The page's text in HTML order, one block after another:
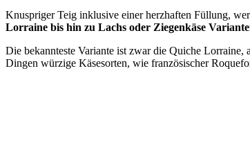
Knuspriger Teig inklusive einer herzhaften Füllung,
Lorraine bis hin zu Lachs oder Ziegenkäse
Die bekannteste Variante ist zwar die Quiche Lorraine,
Dingen würzige Käsesorten, wie französischer